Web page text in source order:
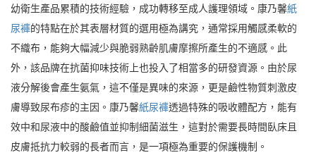
幼衛生產品累積的技術經驗，成功轉移至成人護理領域。康乃馨紙
尿褲的特點在於其表層材質的選用極為講究，通常採用觸感柔軟的
不織布，能夠大幅減少與脆弱熟齡肌膚摩擦所產生的不適感。此
外，該品牌在抗菌抑味技術上也投入了相當多的研發資源。由於尿
液分解後會產生氨氣，這不僅是異味的來源，更是鹼性物質刺激皮
膚導致尿布疹的主因。康乃馨紙尿褲透過特殊的吸收體配方，能有
效中和尿液中的酸鹼值並抑制細菌滋生，這對於需要長時間臥床且
皮膚抵抗力較弱的長者而言，是一項極為重要的保護機制。